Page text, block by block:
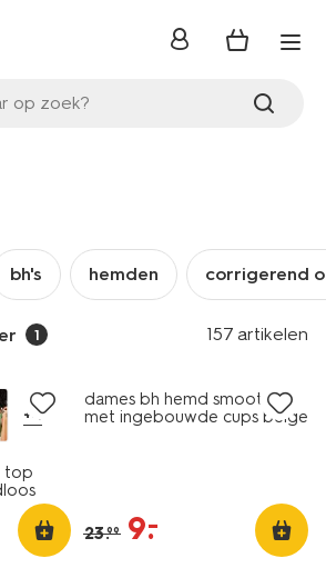
op zoek?
inloggen
bh's hemden corrigerend
1 157 artikelen
+4
top
dames bh hemd smoothing
met ingebouwde cups beige
23.99 9.
–